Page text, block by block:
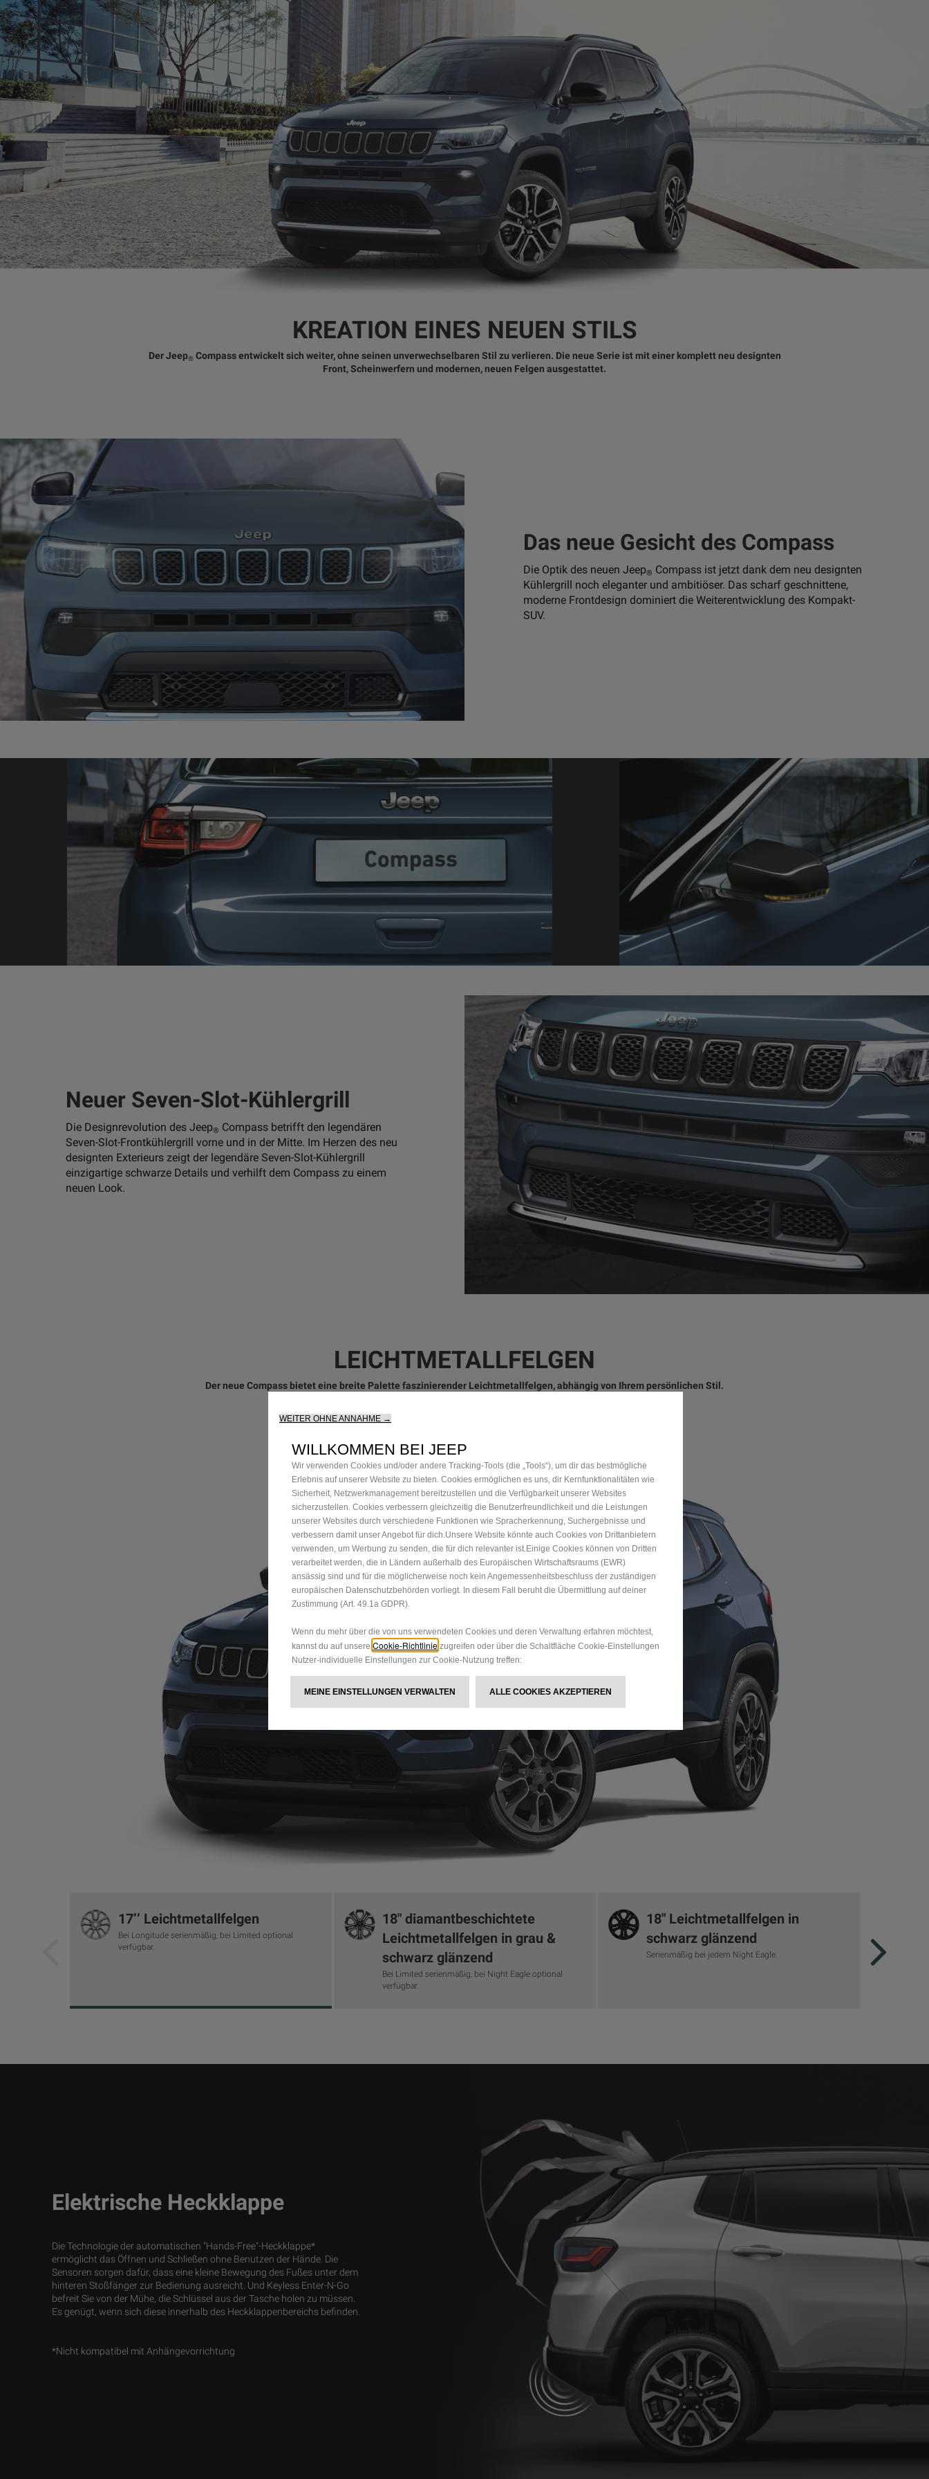
KREATION EINES NEUEN STILS
Der Jeep® Compass entwickelt sich weiter, ohne seinen unverwechselbaren Stil zu verlieren. Die neue Serie ist mit einer komplett neu designten
Front, Scheinwerfern und modernen, neuen Felgen ausgestattet.
Das neue Gesicht des Compass
Die Optik des neuen Jeep® Compass ist jetzt dank dem neu designten
Kühlergrill noch eleganter und ambitiöser. Das scharf geschnittene,
moderne Frontdesign dominiert die Weiterentwicklung des Kompakt-
SUV.
Neuer Seven-Slot-Kühlergrill
Die Designrevolution des Jeep® Compass betrifft den legendären
Seven-Slot-Frontkühlergrill vorne und in der Mitte. Im Herzen des neu
designten Exterieurs zeigt der legendäre Seven-Slot-Kühlergrill
einzigartige schwarze Details und verhilft dem Compass zu einem
neuen Look.
LEICHTMETALLFELGEN
Der neue Compass bietet eine breite Palette faszinierender Leichtmetallfelgen, abhängig von Ihrem persönlichen Stil.
17’’ Leichtmetallfelgen
Bei Longitude serienmäßig, bei Limited optional
verfügbar.
18" diamantbeschichtete
Leichtmetallfelgen in grau &
schwarz glänzend
Bei Limited serienmäßig, bei Night Eagle optional
verfügbar
18" Leichtmetallfelgen in
schwarz glänzend
Serienmäßig bei jedem Night Eagle.
Elektrische Heckklappe
Die Technologie der automatischen "Hands-Free"-Heckklappe*
ermöglicht das Öffnen und Schließen ohne Benutzen der Hände. Die
Sensoren sorgen dafür, dass eine kleine Bewegung des Fußes unter dem
hinteren Stoßfänger zur Bedienung ausreicht. Und Keyless Enter-N-Go
befreit Sie von der Mühe, die Schlüssel aus der Tasche holen zu müssen.
Es genügt, wenn sich diese innerhalb des Heckklappenbereichs befinden.
*Nicht kompatibel mit Anhängevorrichtung
WEITER OHNE ANNAHME →
WILLKOMMEN BEI JEEP
Wir verwenden Cookies und/oder andere Tracking‑Tools (die „Tools“), um dir das bestmögliche
Erlebnis auf unserer Website zu bieten. Cookies ermöglichen es uns, dir Kernfunktionalitäten wie
Sicherheit, Netzwerkmanagement bereitzustellen und die Verfügbarkeit unserer Websites
sicherzustellen. Cookies verbessern gleichzeitig die Benutzerfreundlichkeit und die Leistungen
unserer Websites durch verschiedene Funktionen wie Spracherkennung, Suchergebnisse und
verbessern damit unser Angebot für dich.Unsere Website könnte auch Cookies von Drittanbietern
verwenden, um Werbung zu senden, die für dich relevanter ist.Einige Cookies können von Dritten
verarbeitet werden, die in Ländern außerhalb des Europäischen Wirtschaftsraums (EWR)
ansässig sind und für die möglicherweise noch kein Angemessenheitsbeschluss der zuständigen
europäischen Datenschutzbehörden vorliegt. In diesem Fall beruht die Übermittlung auf deiner
Zustimmung (Art. 49.1a GDPR).
Wenn du mehr über die von uns verwendeten Cookies und deren Verwaltung erfahren möchtest,
kannst du auf unsere Cookie-Richtlinie zugreifen oder über die Schaltfläche Cookie-Einstellungen
Nutzer-individuelle Einstellungen zur Cookie-Nutzung treffen:
MEINE EINSTELLUNGEN VERWALTEN ALLE COOKIES AKZEPTIEREN